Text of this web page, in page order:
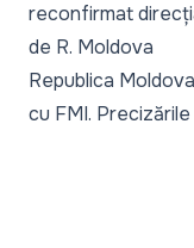
reconfirmat
de R. Moldova
Republica
cu FMI.